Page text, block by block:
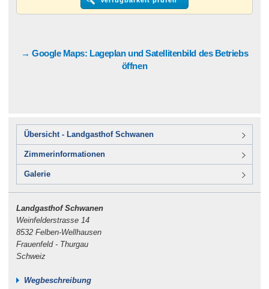
→ Google Maps: Lageplan und Satellitenbild des Betriebs
öffnen
Übersicht - Landgasthof Schwanen
Zimmerinformationen
Galerie
Landgasthof Schwanen
Weinfelderstrasse 14
8532 Felben-Wellhausen
Frauenfeld - Thurgau
Schweiz
Wegbeschreibung